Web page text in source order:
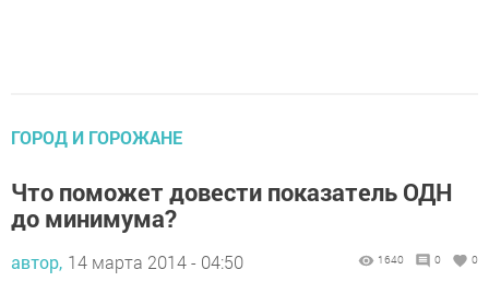
ГОРОД И ГОРОЖАНЕ
Что поможет довести показатель ОДН
до минимума?
автор, 14 марта 2014 - 04:50 1640 0 0